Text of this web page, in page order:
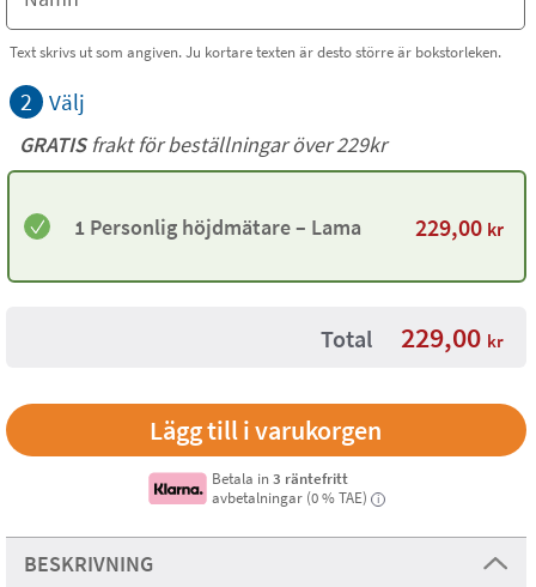
Text skrivs ut som angiven. Ju kortare texten är desto större är bokstorleken.
2 Välj
GRATISfrakt för beställningar över 229kr
1 Personlig höjdmätare – Lama 229,00 kr
Total 229,00 kr
Betala in 3 räntefritt
avbetalningar (0 % TAE)
i
BESKRIVNING